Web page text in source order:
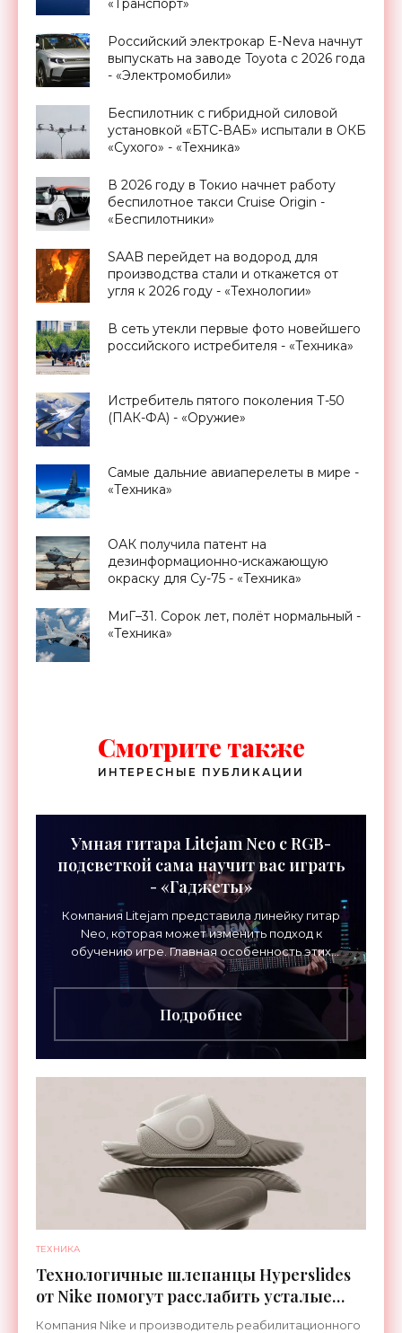
Российский электрокар E-Neva начнут
выпускать на заводе Toyota с 2026 года
- «Электромобили»
Беспилотник с гибридной силовой
установкой «БТС-ВАБ» испытали в ОКБ
«Сухого» - «Техника»
В 2026 году в Токио начнет работу
беспилотное такси Cruise Origin -
«Беспилотники»
SAAB перейдет на водород для
производства стали и откажется от
угля к 2026 году - «Технологии»
В сеть утекли первые фото новейшего
российского истребителя - «Техника»
Истребитель пятого поколения Т-50
(ПАК-ФА) - «Оружие»
Самые дальние авиаперелеты в мире -
«Техника»
ОАК получила патент на
дезинформационно-искажающую
окраску для Су-75 - «Техника»
МиГ–31. Сорок лет, полёт нормальный -
«Техника»
Смотрите также
ИНТЕРЕСНЫЕ ПУБЛИКАЦИИ
Умная гитара Litejam Neo с RGB-
подсветкой сама научит вас играть
- «Гаджеты»
Компания Litejam представила линейку гитар
Neo, которая может изменить подход к
обучению игре. Главная особенность этих
инструментов – встроенная RGB-подсветка
грифа. Светодиоды
Подробнее
ТЕХНИКА
Технологичные шлепанцы Hyperslides
от Nike помогут расслабить усталые
ноги после тренировки - «Гаджеты»
Компания Nike и производитель реабилитационного